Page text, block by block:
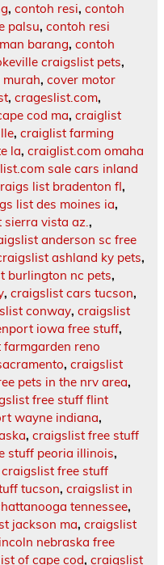
, contoh resi, contoh
palsu, contoh resi
barang, contoh
craigslist pets,
, cover motor
, crageslist.com,
cod ma, craiglist
, craiglist farming
la, craiglist.com omaha
sale cars inland
list bradenton fl,
list des moines ia,
sierra vista az.,
anderson sc free
ashland ky pets,
burlington nc pets,
, craigslist cars tucson,
conway, craigslist
iowa free stuff,
reno
, craigslist
pets in the nrv area,
free stuff flint
wayne indiana,
, craigslist free stuff
stuff peoria illinois,
craigslist free stuff
tucson, craigslist in
tennessee,
jackson ma, craigslist
nebraska free
of cape cod, craigslist